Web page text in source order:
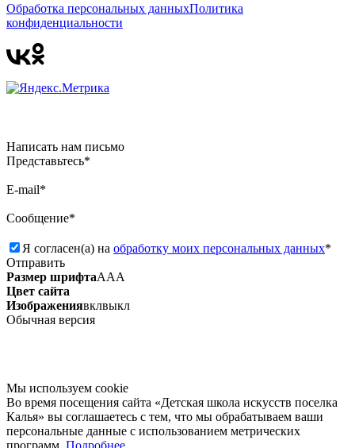
Обработка персональных данныхПолитика
конфиденциальности
Написать нам письмо
Представьтесь*
E-mail*
Сообщение*
Я согласен(а) на обработку моих персональных данных*
Отправить
Размер шрифтаААА
Цвет сайта
Изображениявклвыкл
Обычная версия
Мы используем сookie
Во время посещения сайта «Детская школа искусств поселка
Калья» вы соглашаетесь с тем, что мы обрабатываем ваши
персональные данные с использованием метрических
программ. Подробнее.